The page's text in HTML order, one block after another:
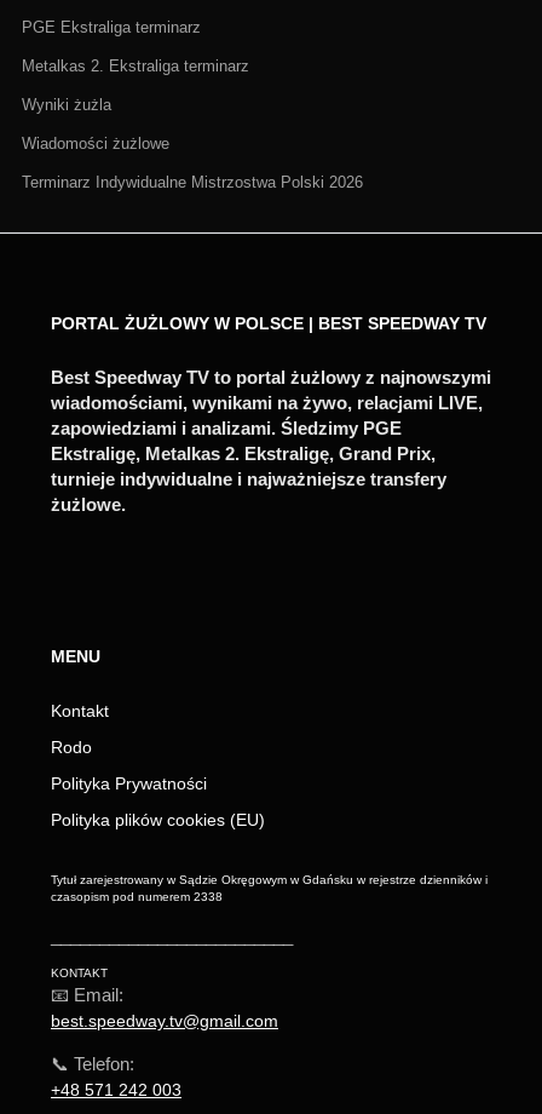
PGE Ekstraliga terminarz
Metalkas 2. Ekstraliga terminarz
Wyniki żużla
Wiadomości żużlowe
Terminarz Indywidualne Mistrzostwa Polski 2026
PORTAL ŻUŻLOWY W POLSCE | BEST SPEEDWAY TV
Best Speedway TV to portal żużlowy z najnowszymi
wiadomościami, wynikami na żywo, relacjami LIVE,
zapowiedziami i analizami. Śledzimy PGE
Ekstraligę, Metalkas 2. Ekstraligę, Grand Prix,
turnieje indywidualne i najważniejsze transfery
żużlowe.
MENU
Kontakt
Rodo
Polityka Prywatności
Polityka plików cookies (EU)
Tytuł zarejestrowany w Sądzie Okręgowym w Gdańsku w rejestrze dzienników i
czasopism pod numerem 2338
KONTAKT
📧 Email:
best.speedway.tv@gmail.com
📞 Telefon:
+48 571 242 003